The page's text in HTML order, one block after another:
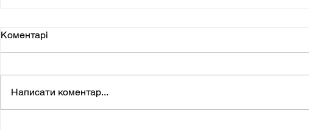
Коментарі
Написати коментар...